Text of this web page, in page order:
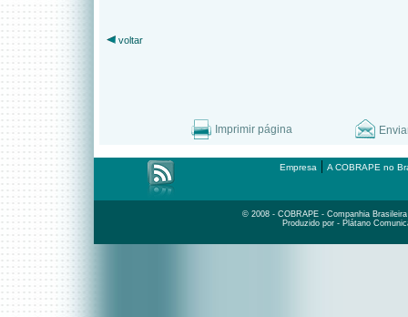
voltar
Imprimir página
Empresa | A COBRAPE no
© 2008 - COBRAPE - Companhia
Produzido por - Plátano